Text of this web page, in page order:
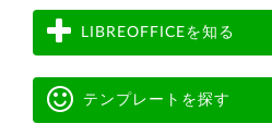
LIBREOFFICEを知る
テンプレートを探す